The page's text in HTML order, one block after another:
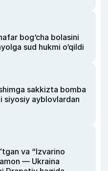
bog‘cha bolasini
sud hukmi o‘qildi
sakkizta bomba
siyosiy ayblovlardan
va “Izvarino
— Ukraina